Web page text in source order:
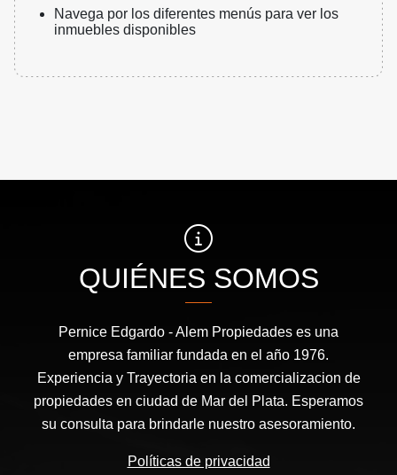
Navega por los diferentes menús para ver los
inmuebles disponibles
QUIÉNES SOMOS
Pernice Edgardo - Alem Propiedades es una
empresa familiar fundada en el año 1976.
Experiencia y Trayectoria en la comercializacion de
propiedades en ciudad de Mar del Plata. Esperamos
su consulta para brindarle nuestro asesoramiento.
Políticas de privacidad